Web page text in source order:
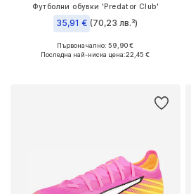
Футболни обувки 'Predator Club'
35,91 € (70,23 лв.³)
Налични размери: 39-39,5
Първоначално: 59,90 €
Последна най-ниска цена:22,45 €